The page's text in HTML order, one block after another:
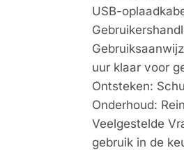
USB-
uur klaar voor
Ontsteken:
Onderhoud:
Veelgestelde
gebruik in de